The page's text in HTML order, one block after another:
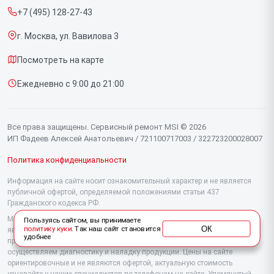
Срочный ремонт
Доставка и способы оплаты
Диагностика
Контакты
+7 (495) 128-27-43
г. Москва, ул. Вавилова 3
Посмотреть на карте
Ежедневно с 9:00 до 21:00
Все права защищены. Сервисный ремонт MSI © 2026
ИП Фадеев Алексей Анатольевич / 721100717003 / 322723200028007
Политика конфиденциальности
Информация на сайте носит ознакомительный характер и не является
публичной офертой, определяемой положениями статьи 437
Гражданского кодекса РФ.
Мы специализируемся на обслуживании и ремонте техники MSI, но не
являемся их официальным представителем. Предоставляем
профессиональные услуги после истечения гарантии, а также
осуществляем диагностику и наладку продукции. Цены на сайте
ориентировочные и не являются офертой, актуальную стоимость
Пользуясь сайтом, вы принимаете
политику куки. Так наш сайт становится
удобнее
ОК